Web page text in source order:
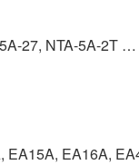
27, NTA-5A-2T …
EA15A, EA16A,